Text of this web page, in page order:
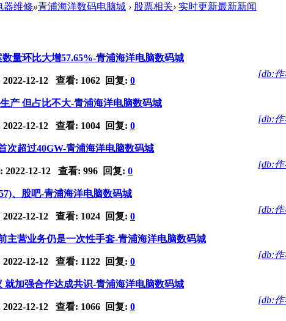
器维修»青浦海洋数码电脑城 › 股票相关› 实时更新最新新闻
量环比大增57.65%-青浦海洋电脑数码城
2022-12-12 查看: 1062 回复: 0
[db:
产 但占比不大-青浦海洋电脑数码城
2022-12-12 查看: 1004 回复: 0
[db:
次超过40GW-青浦海洋电脑数码城
2022-12-12 查看: 996 回复: 0
[db:
、股吧-青浦海洋电脑数码城
2022-12-12 查看: 1024 回复: 0
[db:
主营业务仍是一次性手套-青浦海洋电脑数码城
2022-12-12 查看: 1122 回复: 0
[db:
就加强合作达成共识-青浦海洋电脑数码城
2022-12-12 查看: 1066 回复: 0
[db: